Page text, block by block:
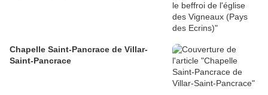
Chapelle Saint-Pancrace de Villar-
Saint-Pancrace